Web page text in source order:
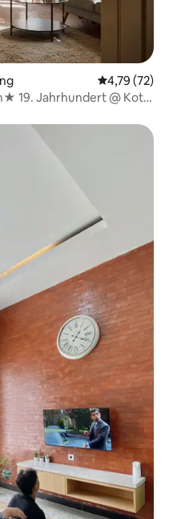
4,79 (72)
19. Jahrhundert @ Kota